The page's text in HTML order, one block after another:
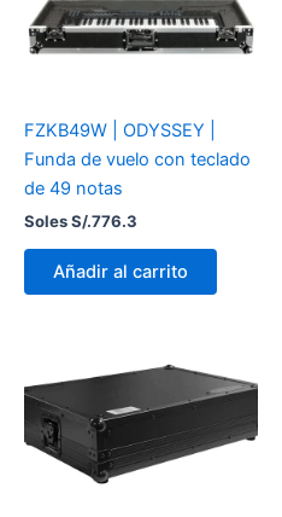
FZKB49W | ODYSSEY |
Funda de vuelo con teclado
de 49 notas
Soles S/.776.3
Añadir al carrito